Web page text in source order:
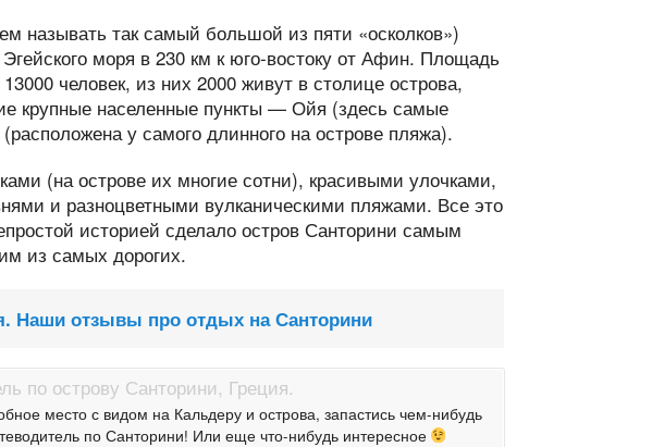
называть так самый большой из пяти «осколков»)
моря в 230 км к юго-востоку от Афин. Площадь
человек, из них 2000 живут в столице острова,
крупные населенные пункты — Ойя (здесь самые
у самого длинного на острове пляжа).
(на острове их многие сотни), красивыми улочками,
и разноцветными вулканическими пляжами. Все это
историей сделало остров Санторини самым
из самых дорогих.
Наши отзывы про отдых на Санторини
место с видом на Кальдеру и острова, запастись чем-нибудь
по Санторини! Или еще что-нибудь интересное